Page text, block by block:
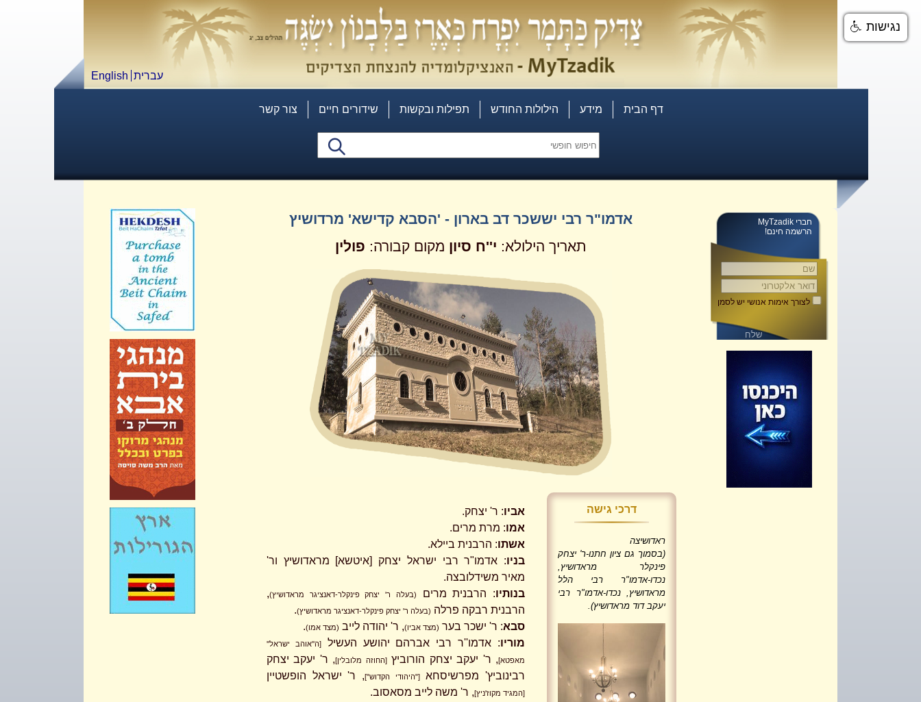
עברית English
דף הבית מידע הילולות החודש תפילות ובקשות שידורים חיים צור קשר
חברי MyTzadik
הרשמה חינם!
לצורך אימות אנושי יש לסמן
אדמו"ר רבי יששכר דב בארון - 'הסבא קדישא' מרדושיץ
תאריך הילולא: י''ח סיון מקום קבורה: פולין
דרכי גישה
ראדושיצה
(בסמוך גם ציון חתנו-ר' יצחק
פינקלר מראדושיץ,
נכדו-אדמו"ר רבי הלל
מראדושיץ, נכדו-אדמו"ר רבי
יעקב דוד מראדושיץ).
אביו: ר' יצחק.
אמו: מרת מרים.
אשתו: הרבנית ביילא.
בניו: אדמו"ר רבי ישראל יצחק [איטשא] מראדושיץ ור'
מאיר משידלובצה.
בנותיו: הרבנית מרים (בעלה ר' יצחק פינקלר-דאנציגר מראדושיץ),
הרבנית רבקה פרלה (בעלה ר' יצחק פינקלר-דאנציגר מראדושיץ).
סבא: ר' ישכר בער (מצד אביו), ר' יהודה לייב (מצד אמו).
מוריו: אדמו''ר רבי אברהם יהושע העשיל[ה''אוהב ישראל''
מאפטא], ר' יעקב יצחק הורוביץ[החוזה מלובלין], ר' יעקב יצחק
רבינוביץ' מפרשיסחא["היהודי הקדוש"], ר' ישראל הופשטיין
[המגיד מקוז'ניץ], ר' משה לייב מסאסוב.
נגישות